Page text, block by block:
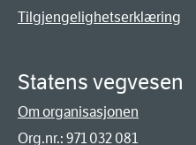
Tilgjengelighetserklæring
Statens vegvesen
Om organisasjonen
Org.nr.: 971 032 081